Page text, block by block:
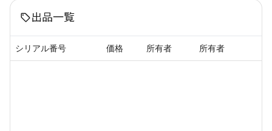
出品一覧
シリアル番号 価格 所有者 所有者